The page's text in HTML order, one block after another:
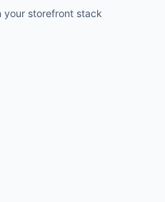
your storefront stack